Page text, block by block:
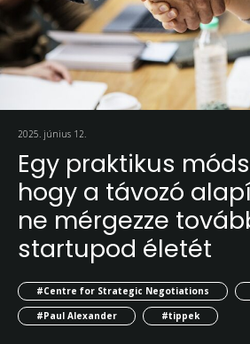
2025. június 12.
Egy praktikus
hogy a távozó
ne mérgezze
startupod életét
#Centre for Strategic Negotiations
#Paul Alexander
#tippek